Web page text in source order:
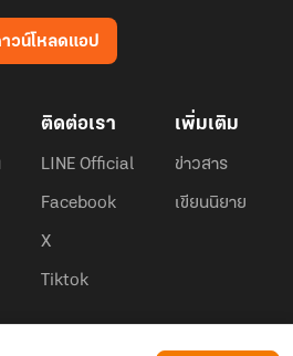
วน์โหลดแอป
ติดต่อเรา
LINE Official
Facebook
X
Tiktok
เพิ่มเติม
ข่าวสาร
เขียนนิยาย